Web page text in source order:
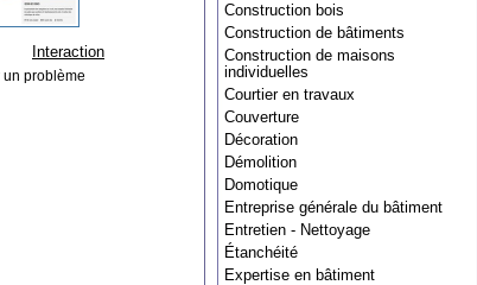
Construction bois
Construction de bâtiments
Construction de maisons
individuelles
Courtier en travaux
Couverture
Décoration
Démolition
Domotique
Entreprise générale du bâtiment
Entretien - Nettoyage
Étanchéité
Expertise en bâtiment
Interaction
un problème